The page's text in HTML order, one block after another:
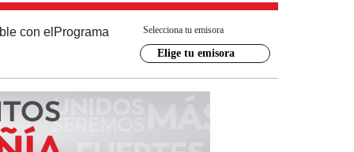
con el Programa Selecciona tu emisora
Elige tu emisora